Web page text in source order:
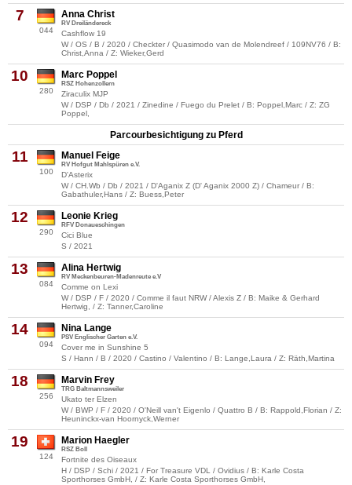
7
044
Anna Christ
RV Dreiländereck
Cashflow 19
W / OS / B / 2020 / Checkter / Quasimodo van de Molendreef / 109NV76 / B:
Christ,Anna / Z: Wieker,Gerd
10
280
Marc Poppel
RSZ Hohenzollern
Ziraculix MJP
W / DSP / Db / 2021 / Zinedine / Fuego du Prelet / B: Poppel,Marc / Z: ZG
Poppel,
Parcourbesichtigung zu Pferd
11
100
Manuel Feige
RV Hofgut Mahlspüren e.V.
D'Asterix
W / CH.Wb / Db / 2021 / D'Aganix Z (D' Aganix 2000 Z) / Chameur / B:
Gabathuler,Hans / Z: Buess,Peter
12
290
Leonie Krieg
RFV Donaueschingen
Cici Blue
S / 2021
13
084
Alina Hertwig
RV Meckenbeuren-Madenreute e.V
Comme on Lexi
W / DSP / F / 2020 / Comme il faut NRW / Alexis Z / B: Maike & Gerhard
Hertwig, / Z: Tanner,Caroline
14
094
Nina Lange
PSV Englischer Garten e.V.
Cover me in Sunshine 5
S / Hann / B / 2020 / Castino / Valentino / B: Lange,Laura / Z: Räth,Martina
18
256
Marvin Frey
TRG Baltmannsweiler
Ukato ter Elzen
W / BWP / F / 2020 / O'Neill van't Eigenlo / Quattro B / B: Rappold,Florian / Z:
Heuninckx-van Hoornyck,Werner
19
124
Marion Haegler
RSZ Boll
Fortnite des Oiseaux
H / DSP / Schi / 2021 / For Treasure VDL / Ovidius / B: Karle Costa
Sporthorses GmbH, / Z: Karle Costa Sporthorses GmbH,